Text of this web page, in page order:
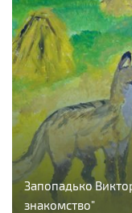
Запопадько
знакомство"